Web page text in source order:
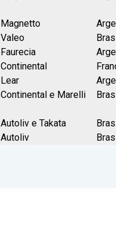
Magnetto
Valeo
Faurecia
Continental
Lear
Continental e Marelli
Autoliv e Takata
Autoliv